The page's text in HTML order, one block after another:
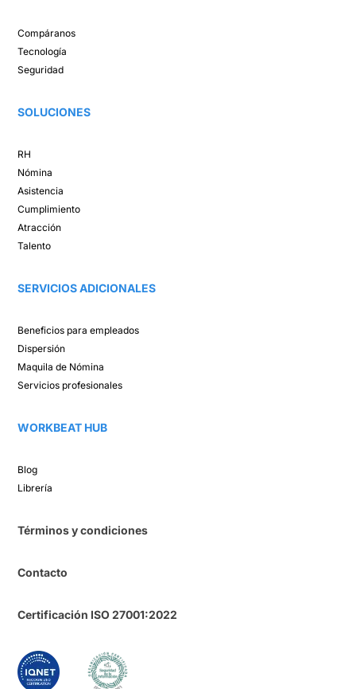
Compáranos ​
Tecnología​
Seguridad
SOLUCIONES​
RH
Nómina​
Asistencia​
Cumplimiento​
Atracción ​
Talento ​
SERVICIOS ADICIONALES
Beneficios para empleados​
Dispersión​
Maquila de Nómina​
Servicios profesionales
WORKBEAT HUB​
Blog​
Librería​
Términos y condiciones
Contacto
Certificación ISO 27001:2022